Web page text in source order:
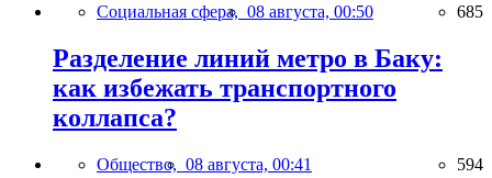
Социальная сфера, 08 августа, 00:50 685
Разделение линий метро в Баку:
как избежать транспортного
коллапса?
Общество, 08 августа, 00:41 594